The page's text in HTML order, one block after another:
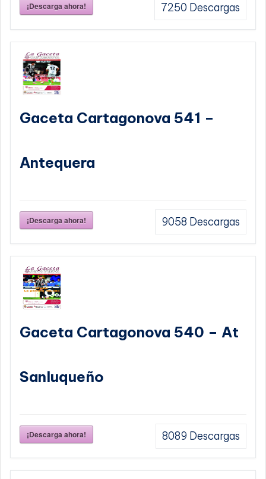
¡Descarga ahora! 7250 Descargas
Gaceta Cartagonova 541 –
Antequera
¡Descarga ahora! 9058 Descargas
Gaceta Cartagonova 540 – At
Sanluqueño
¡Descarga ahora! 8089 Descargas